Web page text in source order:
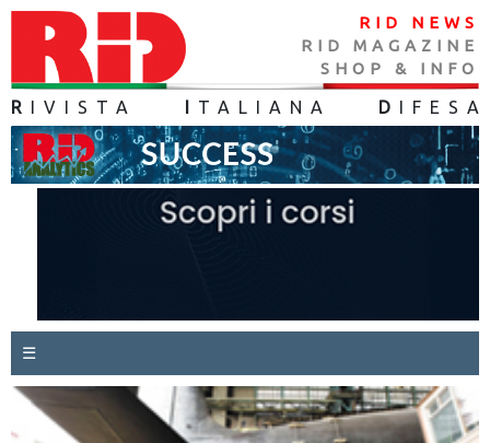
RID NEWS
RID MAGAZINE
SHOP & INFO
R IVISTA TALIANA D IFES A
☰